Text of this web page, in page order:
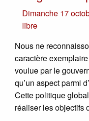
Dimanche 17
libre
Nous ne
caractère
voulue par le
qu’un aspect parmi
Cette politique
réaliser les objectifs